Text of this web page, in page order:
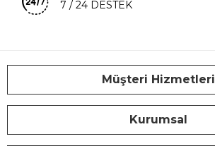
7 / 24 DESTEK
Müşteri Hizmetleri
Kurumsal